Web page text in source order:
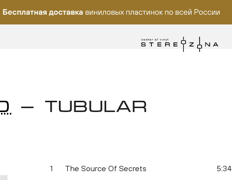
— TUBULAR
ссылку
1 The Source Of Secrets
5:34